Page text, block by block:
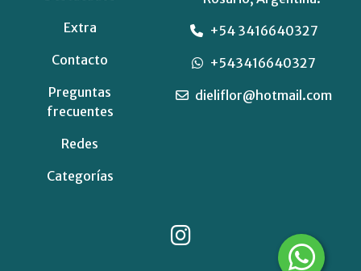
Extra
Contacto
Preguntas
frecuentes
Redes
Categorías
+54 3416640327
+543416640327
dieliflor@hotmail.com